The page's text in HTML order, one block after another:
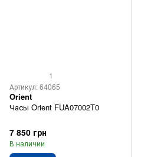
1
Артикул: 64065
Orient
Часы Orient FUA07002T0
7 850 грн
В наличии